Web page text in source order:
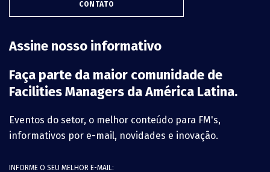
CONTATO
Assine nosso informativo
Faça parte da maior comunidade de
Facilities Managers da América Latina.
Eventos do setor, o melhor conteúdo para FM's,
informativos por e-mail, novidades e inovação.
INFORME O SEU MELHOR E-MAIL: